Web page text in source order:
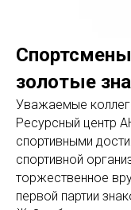
золотые
Уважаемые
Ресурсный центр
спортивными
спортивной
торжественное
первой партии